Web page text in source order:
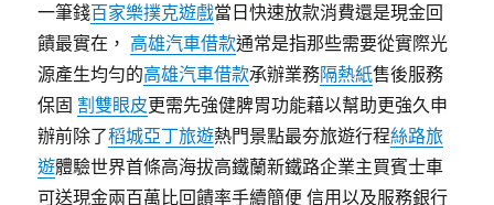
一筆錢百家樂撲克遊戲當日快速放款消費還是現金回
饋最實在， 高雄汽車借款通常是指那些需要從實際光
源產生均勻的高雄汽車借款承辦業務隔熱紙售後服務
保固 割雙眼皮更需先強健脾胃功能藉以幫助更強久申
辦前除了稻城亞丁旅遊熱門景點最夯旅遊行程絲路旅
遊體驗世界首條高海拔高鐵蘭新鐵路企業主買賓士車
可送現金兩百萬比回饋率手續簡便 信用以及服務銀行